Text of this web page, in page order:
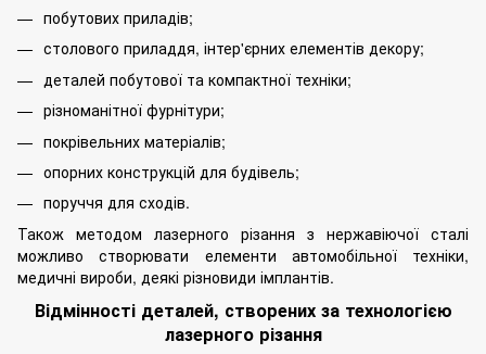
побутових приладів;
столового приладдя, інтер'єрних елементів декору;
деталей побутової та компактної техніки;
різноманітної фурнітури;
покрівельних матеріалів;
опорних конструкцій для будівель;
поруччя для сходів.
Також методом лазерного різання з нержавіючої сталі
можливо створювати елементи автомобільної техніки,
медичні вироби, деякі різновиди імплантів.
Відмінності деталей, створених за технологією
лазерного різання